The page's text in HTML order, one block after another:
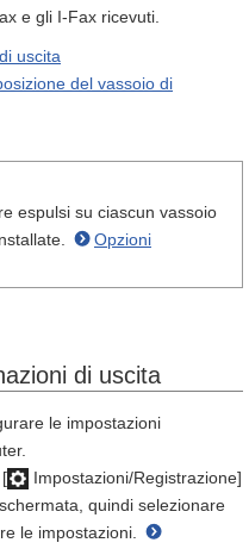
e gli I-Fax ricevuti.
uscita
del vassoio di
espulsi su ciascun vassoio
Opzioni
di uscita
le impostazioni
Impostazioni/Registrazione]
quindi selezionare
le impostazioni.